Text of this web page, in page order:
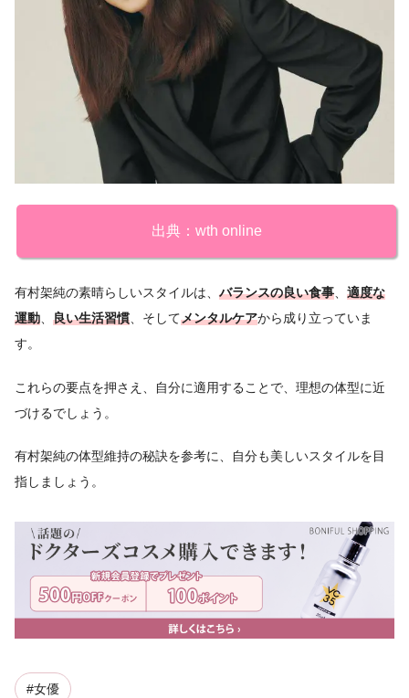
出典：wth online
有村架純の素晴らしいスタイルは、 バランスの良い食事
適度な
運動
良い生活習慣 、そしてメンタルケアから成り立っていま
す。
これらの要点を押さえ、自分に適用することで、理想の体型に近
づけるでしょう。
有村架純の体型維持の秘訣を参考に、自分も美しいスタイルを目
指しましょう。
#女優